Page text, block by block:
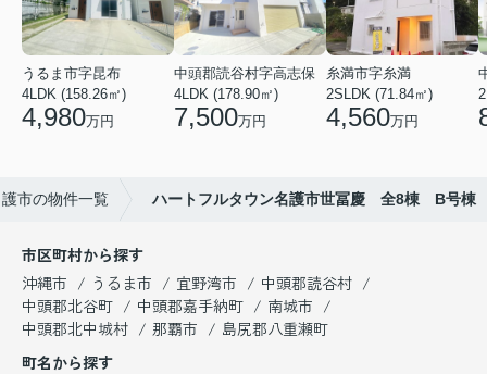
うるま市字昆布
4LDK (158.26㎡)
4,980万円
中頭郡読谷村字高志保
4LDK (178.90㎡)
7,500万円
糸満市字糸満
2SLDK (71.84㎡)
4,560万円
市の物件一覧 ハートフルタウン名護市世冨慶 全8棟 B号棟
市区町村から探す
沖縄市
うるま市 宜野湾市
中頭郡読谷村
中頭郡北谷町
中頭郡嘉手納町
南城市
中頭郡北中城村
那覇市
島尻郡八重瀬町
町名から探す